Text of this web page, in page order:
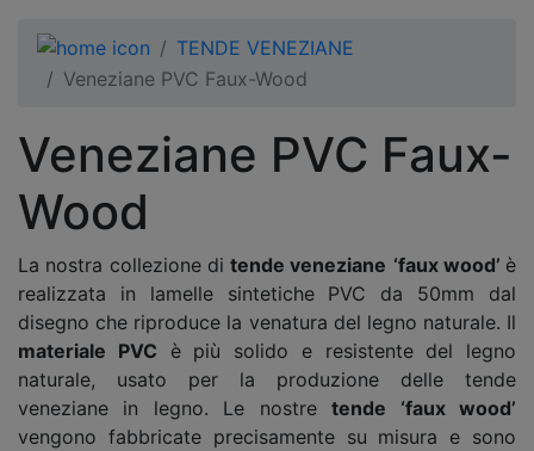
TENDE VENEZIANE
Veneziane PVC Faux-Wood
Veneziane PVC Faux-
Wood
La nostra collezione di tende veneziane ‘faux wood’ è
realizzata in lamelle sintetiche PVC da 50mm dal
disegno che riproduce la venatura del legno naturale. Il
materiale PVC è più solido e resistente del legno
naturale, usato per la produzione delle tende
veneziane in legno. Le nostretende ‘faux wood’
vengono fabbricate precisamente su misura e sono